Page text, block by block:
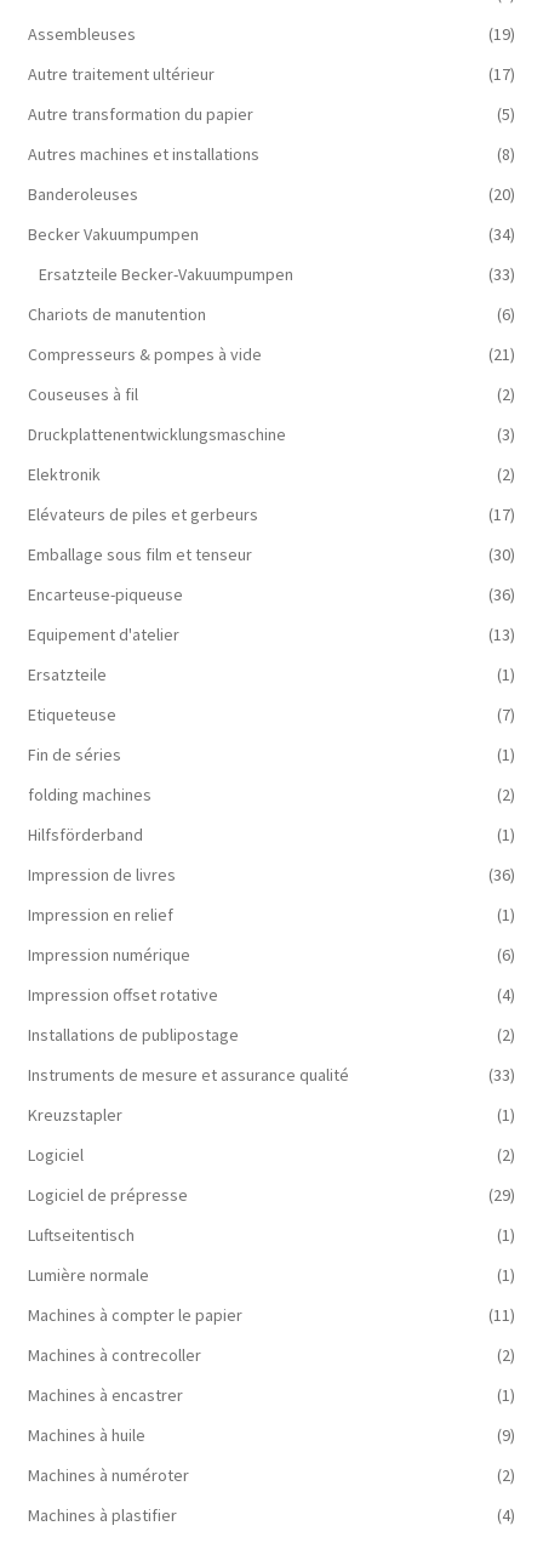
Assembleuses
(19)
Autre traitement ultérieur
(17)
Autre transformation du papier
(5)
Autres machines et installations
(8)
Banderoleuses
(20)
Becker Vakuumpumpen
(34)
Ersatzteile Becker-Vakuumpumpen
(33)
Chariots de manutention
(6)
Compresseurs & pompes à vide
(21)
Couseuses à fil
(2)
Druckplattenentwicklungsmaschine
(3)
Elektronik
(2)
Elévateurs de piles et gerbeurs
(17)
Emballage sous film et tenseur
(30)
Encarteuse-piqueuse
(36)
Equipement d'atelier
(13)
Ersatzteile
(1)
Etiqueteuse
(7)
Fin de séries
(1)
folding machines
(2)
Hilfsförderband
(1)
Impression de livres
(36)
Impression en relief
(1)
Impression numérique
(6)
Impression offset rotative
(4)
Installations de publipostage
(2)
Instruments de mesure et assurance qualité
(33)
Kreuzstapler
(1)
Logiciel
(2)
Logiciel de prépresse
(29)
Luftseitentisch
(1)
Lumière normale
(1)
Machines à compter le papier
(11)
Machines à contrecoller
(2)
Machines à encastrer
(1)
Machines à huile
(9)
Machines à numéroter
(2)
Machines à plastifier
(4)